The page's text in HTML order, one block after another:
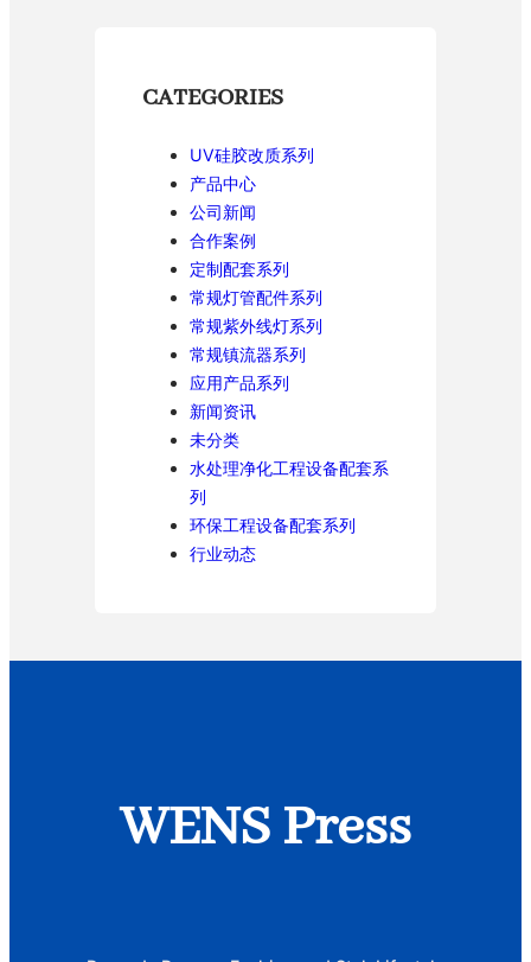
CATEGORIES
UV硅胶改质系列
产品中心
公司新闻
合作案例
定制配套系列
常规灯管配件系列
常规紫外线灯系列
常规镇流器系列
应用产品系列
新闻资讯
未分类
水处理净化工程设备配套系
列
环保工程设备配套系列
行业动态
WENS Press